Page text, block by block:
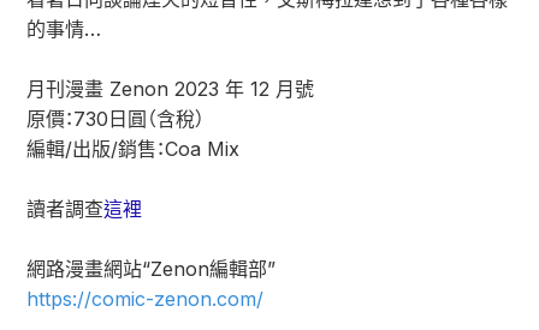
的事情…
月刊漫畫 Zenon 2023 年 12 月號
原價：730日圓（含稅）
編輯/出版/銷售：Coa Mix
讀者調查這裡
網路漫畫網站“Zenon編輯部”
https://comic-zenon.com/